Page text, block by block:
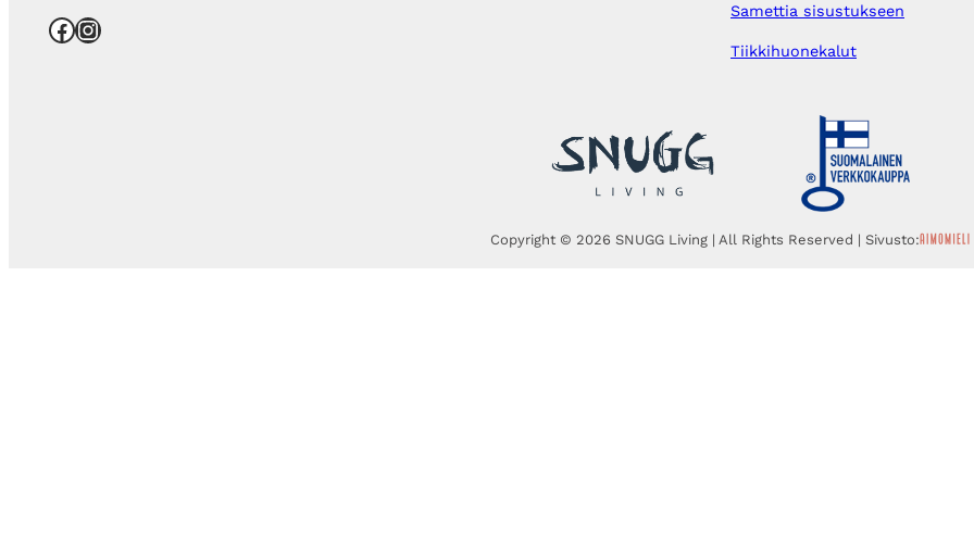
Facebook Instagram
Samettia sisustukseen
Tiikkihuonekalut
Copyright © 2026 SNUGG Living | All Rights Reserved | Sivusto: